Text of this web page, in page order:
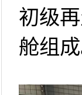
初级
舱组